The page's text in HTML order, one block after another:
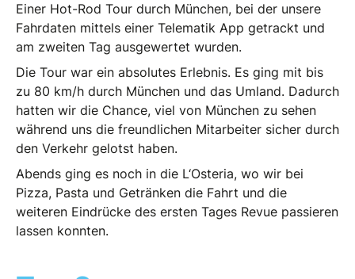
Einer Hot-Rod Tour durch München, bei der unsere
Fahrdaten mittels einer Telematik App getrackt und
am zweiten Tag ausgewertet wurden.
Die Tour war ein absolutes Erlebnis. Es ging mit bis
zu 80 km/h durch München und das Umland. Dadurch
hatten wir die Chance, viel von München zu sehen
während uns die freundlichen Mitarbeiter sicher durch
den Verkehr gelotst haben.
Abends ging es noch in die L‘Osteria, wo wir bei
Pizza, Pasta und Getränken die Fahrt und die
weiteren Eindrücke des ersten Tages Revue passieren
lassen konnten.